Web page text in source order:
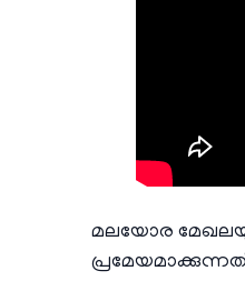
മലയോര